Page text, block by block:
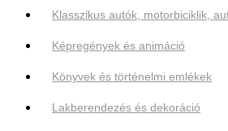
Klasszikus autók, motorbiciklik,
Képregények és animáció
Könyvek és történelmi emlékek
Lakberendezés és dekoráció